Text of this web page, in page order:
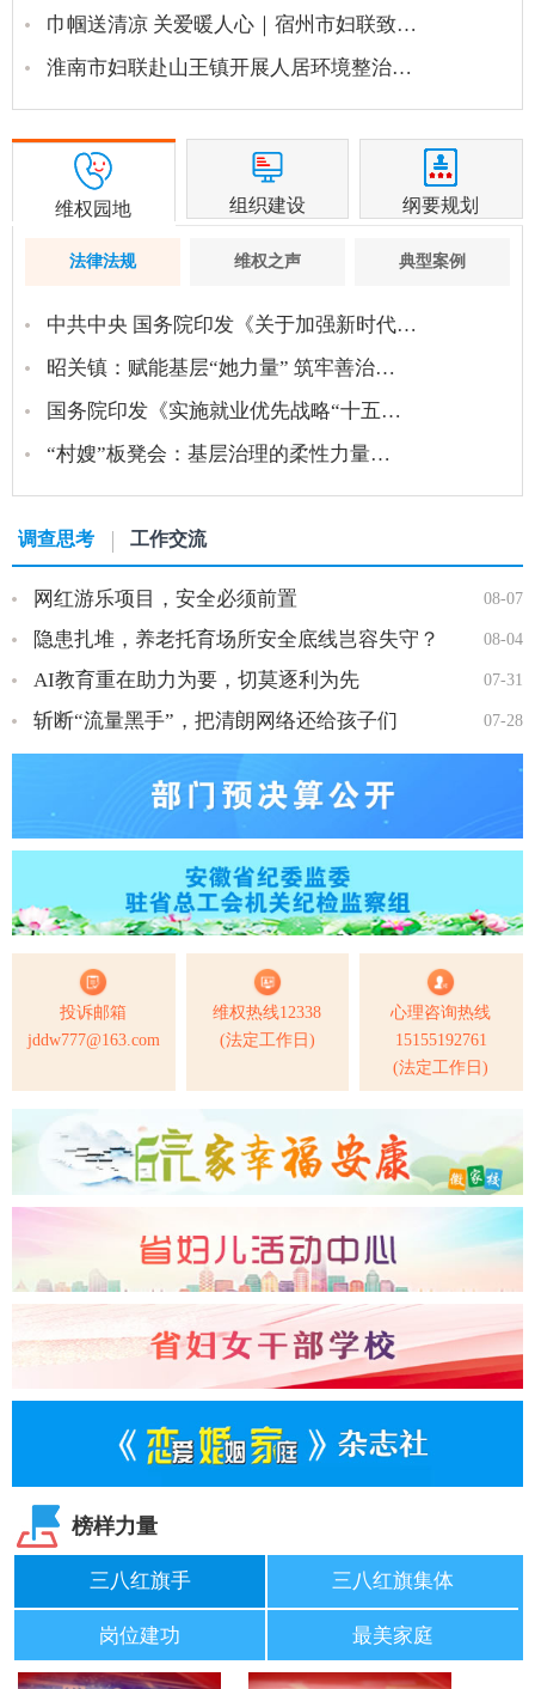
巾帼送清凉 关爱暖人心｜宿州市妇联致…
淮南市妇联赴山王镇开展人居环境整治…
维权园地 组织建设 纲要规划
法律法规 维权之声 典型案例
中共中央 国务院印发《关于加强新时代…
昭关镇：赋能基层“她力量” 筑牢善治…
国务院印发《实施就业优先战略“十五…
“村嫂”板凳会：基层治理的柔性力量…
调查思考 工作交流
08-07
网红游乐项目，安全必须前置
08-04
隐患扎堆，养老托育场所安全底线岂容失守？
07-31
AI教育重在助力为要，切莫逐利为先
07-28
斩断“流量黑手”，把清朗网络还给孩子们
投诉邮箱
jddw777@163.com
维权热线12338
(法定工作日)
心理咨询热线
15155192761
(法定工作日)
榜样力量
三八红旗手 三八红旗集体
岗位建功 最美家庭